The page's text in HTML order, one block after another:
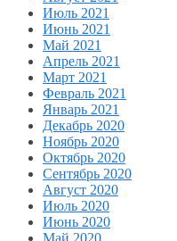
Июль 2021
Июнь 2021
Май 2021
Апрель 2021
Март 2021
Февраль 2021
Январь 2021
Декабрь 2020
Ноябрь 2020
Октябрь 2020
Сентябрь 2020
Август 2020
Июль 2020
Июнь 2020
Май 2020